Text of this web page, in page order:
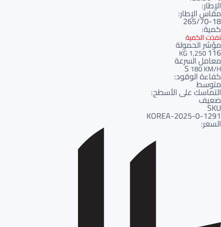
الإطار:
مقاس الإطار:
265/70-18
كمية:
نفذت الكمية
مؤشر الحمولة
116
1,250 KG
معامل السرعة
S180 KM/H
كفاءة الوقود:
متوسط
التماسك على الأسطح:
ضعيف
SKU
1291-KOREA-2025-0
السعر: